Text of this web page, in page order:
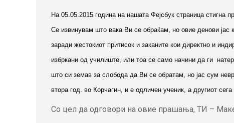
На 05.05.2015 година на нашата Фејсбук страница стигна
Се извинувам што вака Ви се обраќам, но oвие денови
заради жестокиот притисок и заканите кои директно и
избркани од училиште, или тоа се само начини да ги
што си земав за слобода да Ви се обратам, но јас сум
втора год. во Корчагин, и е одличен ученик, а другиот
Со цел да одговори на овие прашања, ТИ –